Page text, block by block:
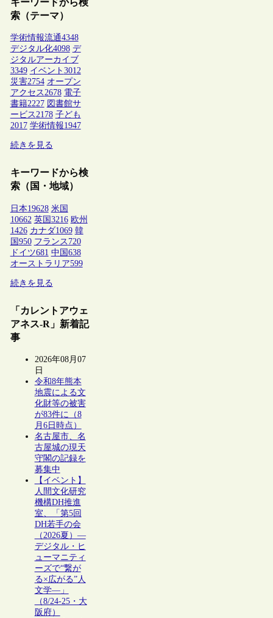
索（テーマ）
学術情報流通4348
デジタル化4098 デ
ジタルアーカイブ
3349 イベント 3012
災害2754 オープン
アクセス2678 電子
書籍2227 図書館サ
ービス2178 子ども
2017 学術情報1947
続きを見る
キーワードから検
索（国・地域）
日本19628 米国
10662 英国 3216 欧州
1426 カナダ1069 韓
国 950 フランス 720
ドイツ681 中国 638
オーストラリア599
続きを見る
「カレントアウェ
アネス-R」新着記
事
2026年08月07
日
令和8年熊本
地震による文
化財等の被害
が83件に（8
月6日時点）
名古屋市、名
古屋城の現天
守閣の記録を
募集中
【イベント】
人間文化研究
機構DH推進
室、「第5回
DH若手の会
（2026夏）―
デジタル・ヒ
ューマニティ
ーズで“繋が
る×広がる”人
文学―」
（8/24-25・大
阪府）